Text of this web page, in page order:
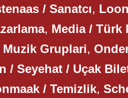
/ Sanatcı,
, Media / Türk
Gruplari,
/ Seyehat / Uçak
/ Temizlik,